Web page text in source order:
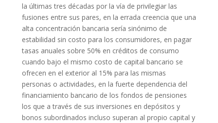
la últimas tres décadas por la vía de privilegiar las
fusiones entre sus pares, en la errada creencia que una
alta concentración bancaria sería sinónimo de
estabilidad sin costo para los consumidores, en pagar
tasas anuales sobre 50% en créditos de consumo
cuando bajo el mismo costo de capital bancario se
ofrecen en el exterior al 15% para las mismas
personas o actividades, en la fuerte dependencia del
financiamiento bancario de los fondos de pensiones
los que a través de sus inversiones en depósitos y
bonos subordinados incluso superan al propio capital y